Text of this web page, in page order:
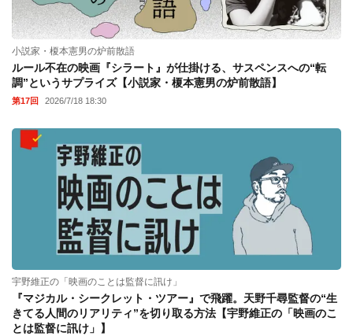
小説家・榎本憲男の炉前散語
ルール不在の映画『シラート』が仕掛ける、サスペンスへの“転
調”というサプライズ【小説家・榎本憲男の炉前散語】
第17回 2026/7/18 18:30
宇野維正の「映画のことは監督に訊け」
『マジカル・シークレット・ツアー』で飛躍。天野千尋監督の“生
きてる人間のリアリティ”を切り取る方法【宇野維正の「映画のこ
とは監督に訊け」】